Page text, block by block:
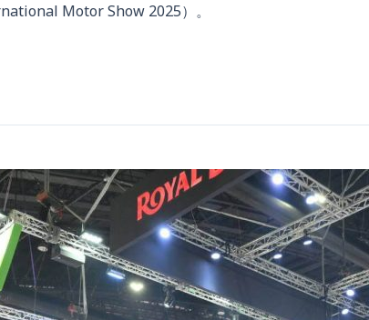
Motor Show 2025）。